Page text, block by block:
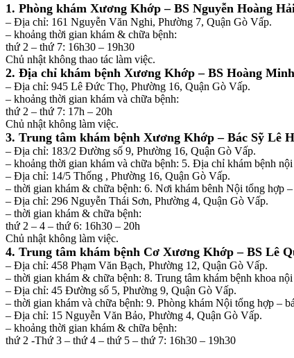
1. Phòng khám Xương Khớp – BS Nguyễn Hoàng Hải
– Địa chỉ: 161 Nguyễn Văn Nghi, Phường 7, Quận Gò Vấp.
– khoảng thời gian khám & chữa bệnh:
thứ 2 – thứ 7: 16h30 – 19h30
Chủ nhật không thao tác làm việc.
2. Địa chỉ khám bệnh Xương Khớp – BS Hoàng
– Địa chỉ: 945 Lê Đức Thọ, Phường 16, Quận Gò Vấp.
– khoảng thời gian khám và chữa bệnh:
thứ 2 – thứ 7: 17h – 20h
Chủ nhật không làm việc.
3. Trung tâm khám bệnh Xương Khớp – Bác Sỹ Lê
– Địa chỉ: 183/2 Đường số 9, Phường 16, Quận Gò Vấp.
– khoảng thời gian khám và chữa bệnh: 5. Địa chỉ khám bệnh
– Địa chỉ: 14/5 Thống , Phường 16, Quận Gò Vấp.
– thời gian khám & chữa bệnh: 6. Nơi khám bênh Nội tổng hợp
– Địa chỉ: 296 Nguyễn Thái Sơn, Phường 4, Quận Gò Vấp.
– thời gian khám & chữa bệnh:
thứ 2 – 4 – thứ 6: 16h30 – 20h
Chủ nhật không làm việc.
4. Trung tâm khám bệnh Cơ Xương Khớp – BS Lê
– Địa chỉ: 458 Phạm Văn Bạch, Phường 12, Quận Gò Vấp.
– thời gian khám & chữa bệnh: 8. Trung tâm khám bệnh khoa
– Địa chỉ: 45 Đường số 5, Phường 9, Quận Gò Vấp.
– thời gian khám và chữa bệnh: 9. Phòng khám Nội tổng hợp –
– Địa chỉ: 15 Nguyễn Văn Bảo, Phường 4, Quận Gò Vấp.
– khoảng thời gian khám & chữa bệnh:
thứ 2 -Thứ 3 – thứ 4 – thứ 5 – thứ 7: 16h30 – 19h30